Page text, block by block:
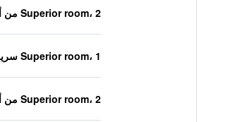
Superior room، 2 من أسرّة الكوين
Superior room، 1 سرير توأم
Superior room، 2 من أسرّة الكوين